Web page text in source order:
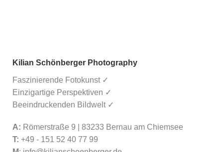
Kilian Schönberger Photography
Faszinierende Fotokunst ✓
Einzigartige Perspektiven ✓
Beeindruckenden Bildwelt ✓
A: Römerstraße 9 | 83233 Bernau am Chiemsee
T: +49 - 151 52 40 77 99